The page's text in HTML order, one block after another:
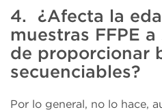
4. ¿Afecta la
muestras FFPE
de proporcionar
secuenciables?
Por lo general, no lo hace,